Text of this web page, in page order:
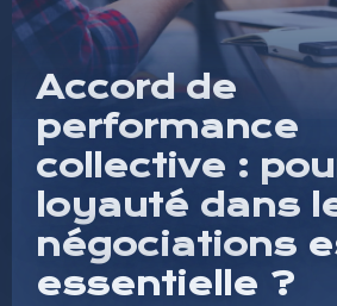
Accord de
performance
collective :
loyauté dans
négociations
essentielle ?